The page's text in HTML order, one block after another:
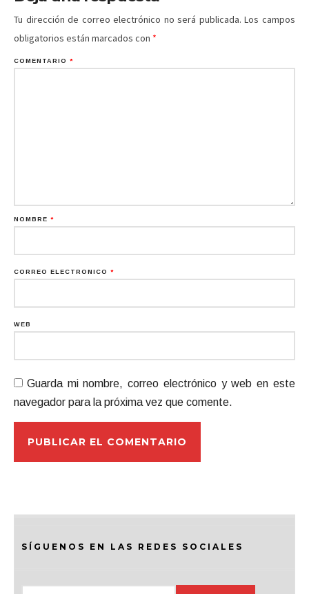
Tu dirección de correo electrónico no será publicada. Los campos
obligatorios están marcados con *
COMENTARIO *
NOMBRE *
CORREO ELECTRÓNICO *
WEB
Guarda mi nombre, correo electrónico y web en este
navegador para la próxima vez que comente.
SÍGUENOS EN LAS REDES SOCIALES